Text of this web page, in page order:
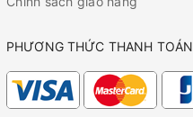
PHƯƠNG THỨC THANH TOÁN